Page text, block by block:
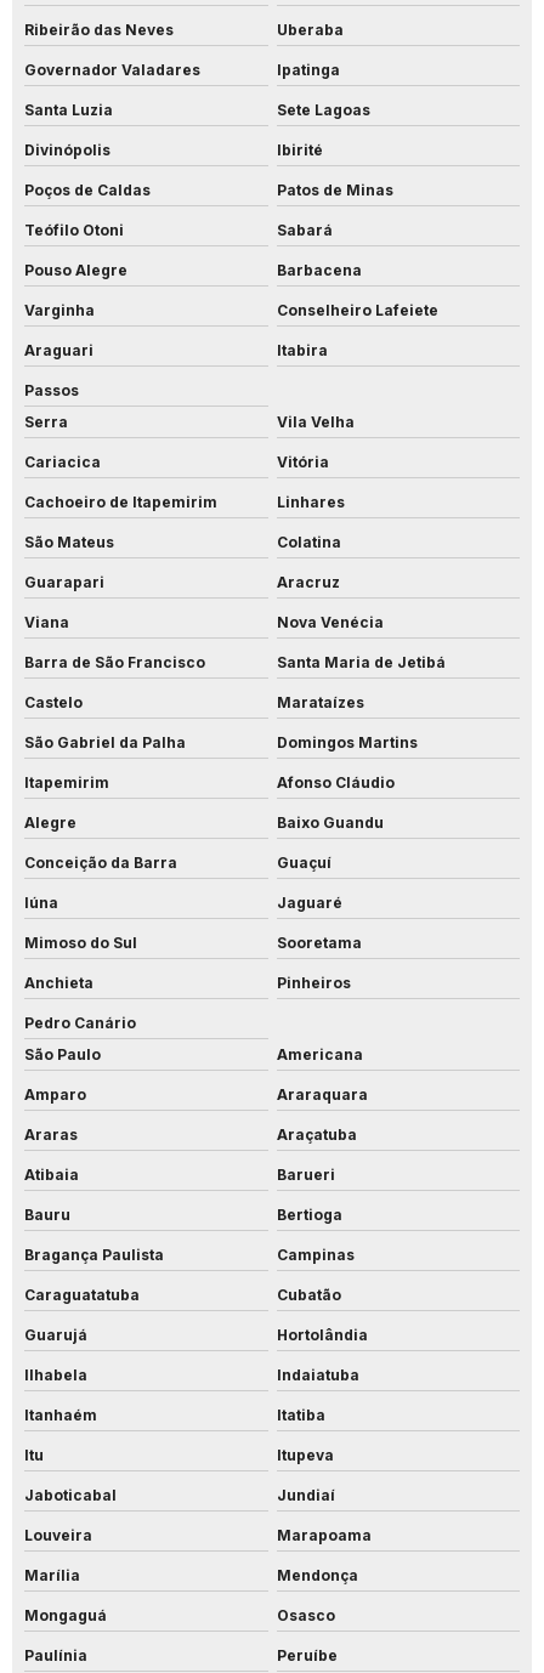
Ribeirão das Neves Uberaba
Governador Valadares Ipatinga
Santa Luzia Sete Lagoas
Divinópolis Ibirité
Poços de Caldas Patos de Minas
Teófilo Otoni Sabará
Pouso Alegre Barbacena
Varginha Conselheiro Lafeiete
Araguari Itabira
Passos
Serra
Vila Velha
Cariacica Vitória
Cachoeiro de Itapemirim Linhares
São Mateus Colatina
Guarapari Aracruz
Viana Nova Venécia
Barra de São Francisco Santa Maria de Jetibá
Castelo Marataízes
São Gabriel da Palha Domingos Martins
Itapemirim Afonso Cláudio
Alegre Baixo Guandu
Conceição da Barra Guaçuí
Iúna Jaguaré
Mimoso do Sul Sooretama
Anchieta Pinheiros
Pedro Canário
São Paulo
Americana
Amparo Araraquara
Araras Araçatuba
Atibaia Barueri
Bauru Bertioga
Bragança Paulista Campinas
Caraguatatuba Cubatão
Guarujá Hortolândia
Ilhabela Indaiatuba
Itanhaém Itatiba
Itu Itupeva
Jaboticabal Jundiaí
Louveira Marapoama
Marília Mendonça
Mongaguá Osasco
Paulínia Peruíbe